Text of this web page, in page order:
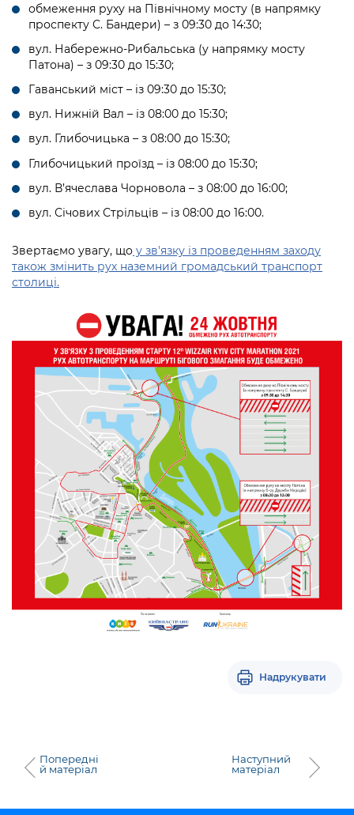
обмеження руху на Північному мосту (в напрямку
проспекту С. Бандери) – з 09:30 до 14:30;
вул. Набережно-Рибальська (у напрямку мосту
Патона) – з 09:30 до 15:30;
Гаванський міст – із 09:30 до 15:30;
вул. Нижній Вал – із 08:00 до 15:30;
вул. Глибочицька – з 08:00 до 15:30;
Глибочицький проїзд – із 08:00 до 15:30;
вул. В’ячеслава Чорновола – з 08:00 до 16:00;
вул. Січових Стрільців – із 08:00 до 16:00.
Звертаємо увагу, що у зв'язку із проведенням заходу
також змінить рух наземний громадський транспорт
столиці.
Надрукувати
Попередні
й матеріал
Наступний
матеріал